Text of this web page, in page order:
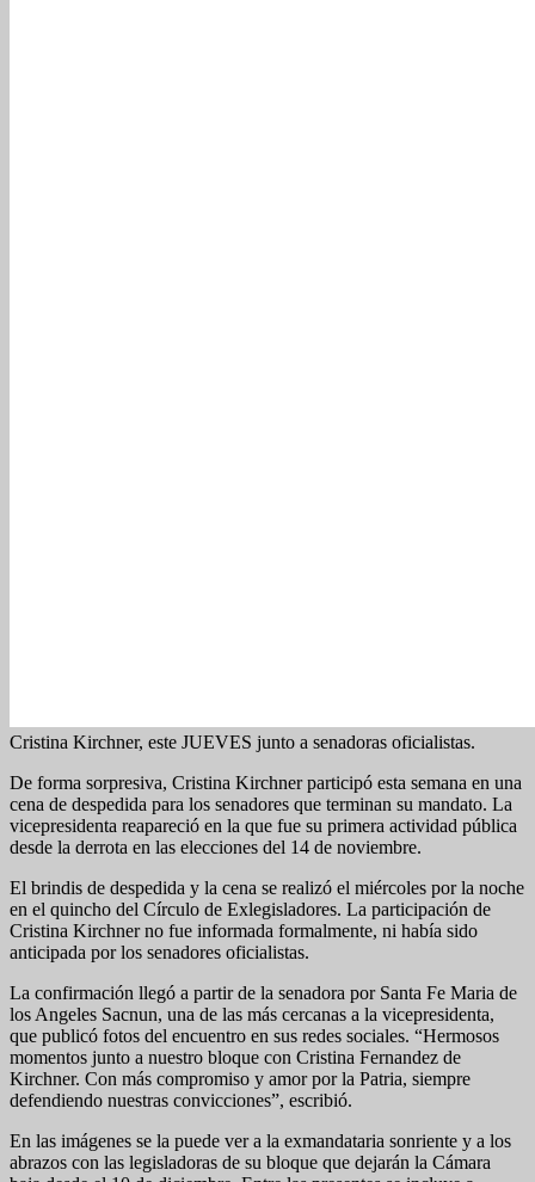
Cristina Kirchner, este JUEVES junto a senadoras oficialistas.
De forma sorpresiva, Cristina Kirchner participó esta semana en una
cena de despedida para los senadores que terminan su mandato. La
vicepresidenta reapareció en la que fue su primera actividad pública
desde la derrota en las elecciones del 14 de noviembre.
El brindis de despedida y la cena se realizó el miércoles por la noche
en el quincho del Círculo de Exlegisladores. La participación de
Cristina Kirchner no fue informada formalmente, ni había sido
anticipada por los senadores oficialistas.
La confirmación llegó a partir de la senadora por Santa Fe Maria de
los Angeles Sacnun, una de las más cercanas a la vicepresidenta,
que publicó fotos del encuentro en sus redes sociales. “Hermosos
momentos junto a nuestro bloque con Cristina Fernandez de
Kirchner. Con más compromiso y amor por la Patria, siempre
defendiendo nuestras convicciones”, escribió.
En las imágenes se la puede ver a la exmandataria sonriente y a los
abrazos con las legisladoras de su bloque que dejarán la Cámara